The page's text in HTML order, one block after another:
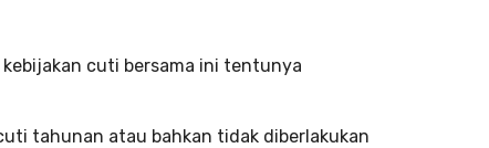
cuti bersama ini tentunya
tahunan atau bahkan tidak diberlakukan